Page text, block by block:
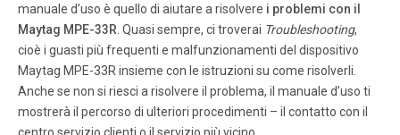
The com- ponents that will need to be serviced have been
kept to a minimum. Periodic dusting of the ﬁ replace is all
that should be required.
Pagina 9
NOTE: DIAGRAMS & ILLUSTRA TIONS NOT TO SCALE. 9
manuale d’uso è quello di aiutare a risolvere i problemi con il
Maytag MPE-33R . Quasi sempre, ci troverai Troubleshooting,
cioè i guasti più frequenti e malfunzionamenti del dispositivo
Maytag MPE-33R insieme con le istruzioni su come risolverli.
Anche se non si riesci a risolvere il problema, il manuale d’uso ti
mostrerà il percorso di ulteriori procedimenti – il contatto con il